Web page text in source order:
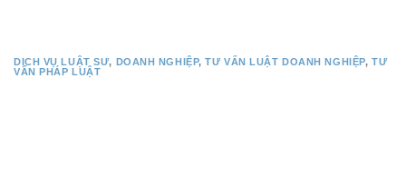
DỊCH VỤ LUẬT SƯ, DOANH NGHIỆP,TƯ VẤN LUẬT DOANH NGHIỆP, TƯ
VẤN PHÁP LUẬT